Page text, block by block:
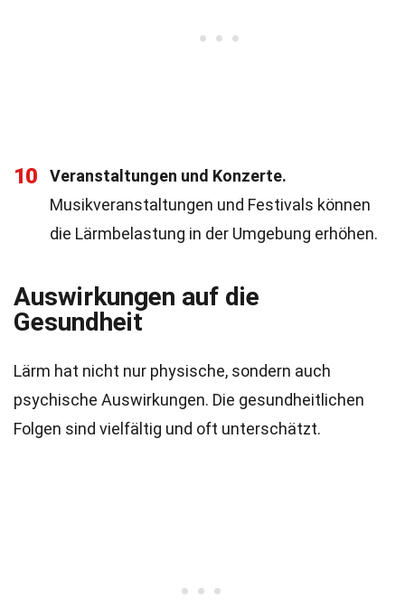
10
Veranstaltungen und Konzerte.
Musikveranstaltungen und Festivals können
die Lärmbelastung in der Umgebung erhöhen.
Auswirkungen auf die
Gesundheit
Lärm hat nicht nur physische, sondern auch
psychische Auswirkungen. Die gesundheitlichen
Folgen sind vielfältig und oft unterschätzt.